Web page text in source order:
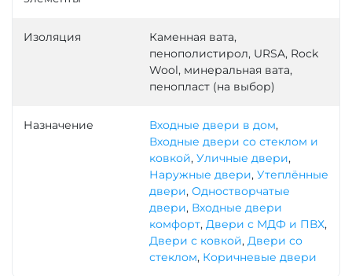
Изоляция
Каменная вата,
пенополистирол, URSA, Rock
Wool, минеральная вата,
пенопласт (на выбор)
Назначение Входные двери в дом,
Входные двери со стеклом и
ковкой, Уличные двери,
Наружные двери, Утеплённые
двери, Одностворчатые
двери, Входные двери
комфорт, Двери с МДФ и ПВХ,
Двери с ковкой, Двери со
стеклом, Коричневые двери